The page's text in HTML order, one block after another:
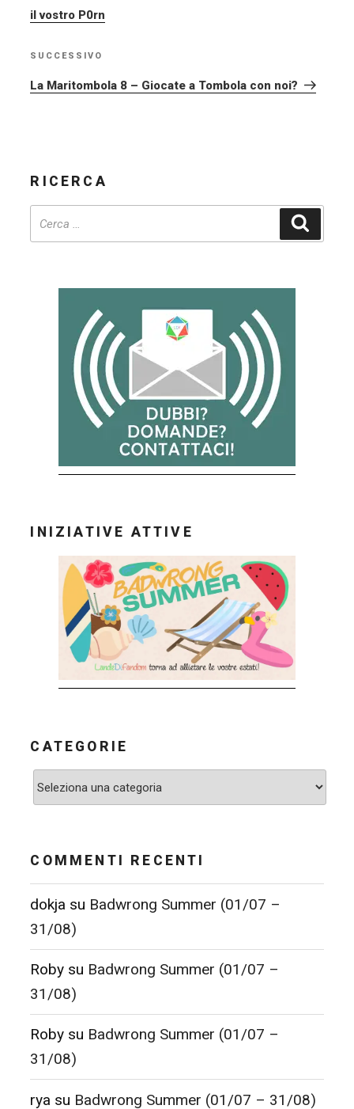
il vostro P0rn
Articolo
successivo
SUCCESSIVO
La Maritombola 8 – Giocate a Tombola con noi?
RICERCA
INIZIATIVE ATTIVE
CATEGORIE
Categorie
COMMENTI RECENTI
dokja su Badwrong Summer (01/07 –
31/08)
Roby su Badwrong Summer (01/07 –
31/08)
Roby su Badwrong Summer (01/07 –
31/08)
rya su Badwrong Summer (01/07 – 31/08)